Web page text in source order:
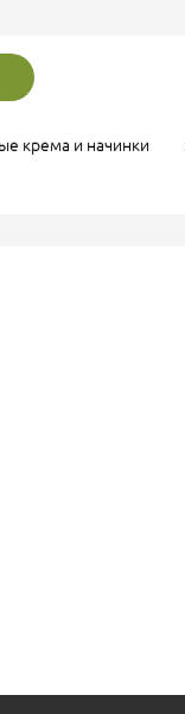
красители
крема и начинки